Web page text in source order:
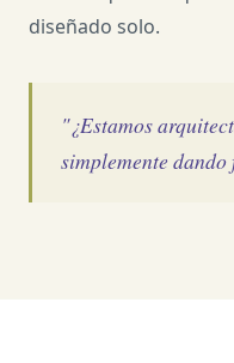
diseñado solo.
"¿Estamos
simplemente